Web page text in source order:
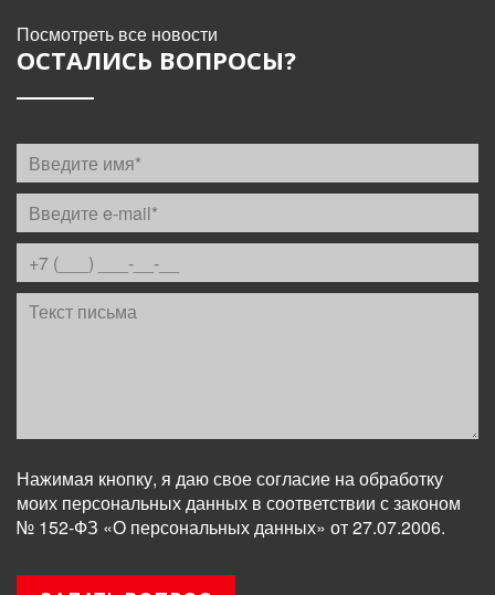
Посмотреть все новости
ОСТАЛИСЬ ВОПРОСЫ?
Нажимая кнопку, я даю свое согласие на обработку
моих персональных данных в соответствии с законом
№ 152-ФЗ «О персональных данных» от 27.07.2006.